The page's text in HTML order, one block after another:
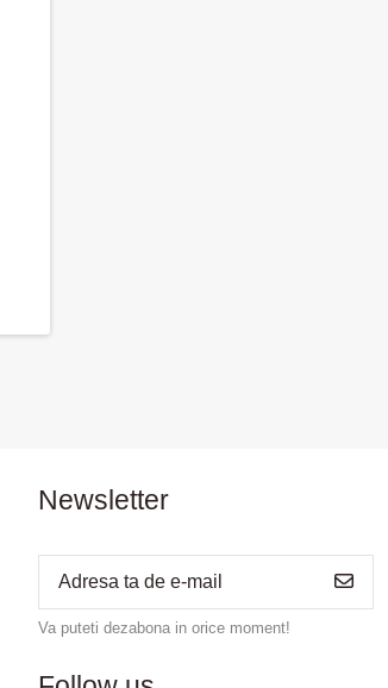
Newsletter
Va puteti dezabona in orice moment!